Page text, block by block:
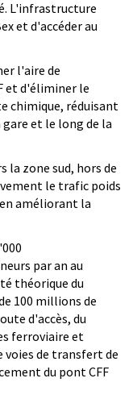
L'infrastructure
et d'accéder au
l'aire de
et d'éliminer le
chimique, réduisant
et le long de la
la zone sud, hors de
le trafic poids
améliorant la
par an au
théorique du
100 millions de
d'accès, du
ferroviaire et
voies de transfert de
du pont CFF